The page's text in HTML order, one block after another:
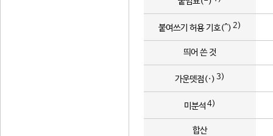
붙여쓰기 허용 기호(^) 2)
띄어 쓴 것
가운뎃점(·) 3)
미분석 4)
합산